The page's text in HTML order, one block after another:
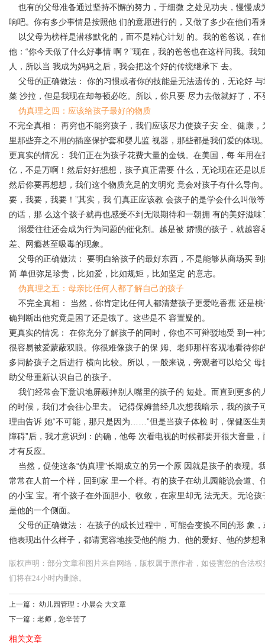
也有的父母准备通过坚持不懈的努力，于细微 之处见功夫，慢慢成
响吧。你有多少事情是按照他 们的意愿进行的，又做了多少在他们看
以父母为榜样是潜移默化的，而不是精心计划 的。我的爸爸说，在
他：“你今天做了什么好事情 啊？”现在，我的爸爸也在这样问我。我
人，所以当 我成为妈妈之后，我会把这个好的传统继承下 去。
父母的正确做法： 你的习惯或者你的技能是无法遗传的，无论好
菜 沙拉，但是我现在却每顿必吃。所以，你只要 尽力去做就好了，
伪真理之四：应该给孩子最好的物质
不完全真相： 再穷也不能穷孩子，我们应该尽力使孩子安 全、健康
里那些弃之不用的插座保护套和婴儿监 视器，那些都是我们爱的体现
更真实的情况： 我们正在为孩子花费大量的金钱。在美国，每 年用
亿，不是万啊！然后好好想想，孩子真正需要 什么，无论现在还是以
然后你要再想想，我们这个物质充足的文明究 竟会对孩子有什么导向
要，我要，我要！”其实，我 们真正应该教 会孩子的是学会什么叫做
的话，那 么这个孩子就再也感受不到无限期待和一朝拥 有的美好滋味
溺爱往往还会成为行为问题的催化剂。越是被 娇惯的孩子，就越容
差、网瘾甚至吸毒的现象。
父母的正确做法： 要明白给孩子的最好东西，不是能够从商场买
简 单但弥足珍贵，比如爱，比如规矩，比如坚定 的意志。
伪真理之五：母亲比任何人都了解自己的孩子
不完全真相： 当然，你肯定比任何人都清楚孩子更爱吃香蕉 还是
确判断出他究竟是困了还是饿了。这些是不 容置疑的。
更真实的情况： 在你充分了解孩子的同时，你也不可辩驳地受 到一
很容易被爱蒙蔽双眼。你很难像孩子的保 姆、老师那样客观地看待你
多同龄孩子之后进行 横向比较。所以，一般来说，旁观者可以给父
助父母重新认识自己的孩子。
我们经常会下意识地屏蔽掉别人嘴里的孩子的 短处。而直到更多的
的时候，我们才会往心里去。 记得保姆曾经几次想我暗示，我的孩
理由告诉 她“不可能，那只是因为……”但是当孩子体检 时，保健医生
障碍”后，我才意识到：的确，他每 次看电视的时候都要开很大音量
才有反应。
当然，促使这条“伪真理”长期成立的另一个原 因就是孩子的表现。
常常在人前一个样，回到家 里一个样。有的孩子在幼儿园能说会道、
的小宝 宝。有个孩子在外面胆小、收敛，在家里却无 法无天。无论
是他的一个侧面。
父母的正确做法： 在孩子的成长过程中，可能会变换不同的形 象
他表现出什么样子，都请宽容地接受他的能 力、他的爱好、他的梦想
版权声明：部分文章和图片来自网络，版权属于原作者，如侵害您的合法
们将在24小时内删除。
上一篇： 幼儿园管理：小晨会 大文章
下一篇： 老师，您辛苦了
相关文章